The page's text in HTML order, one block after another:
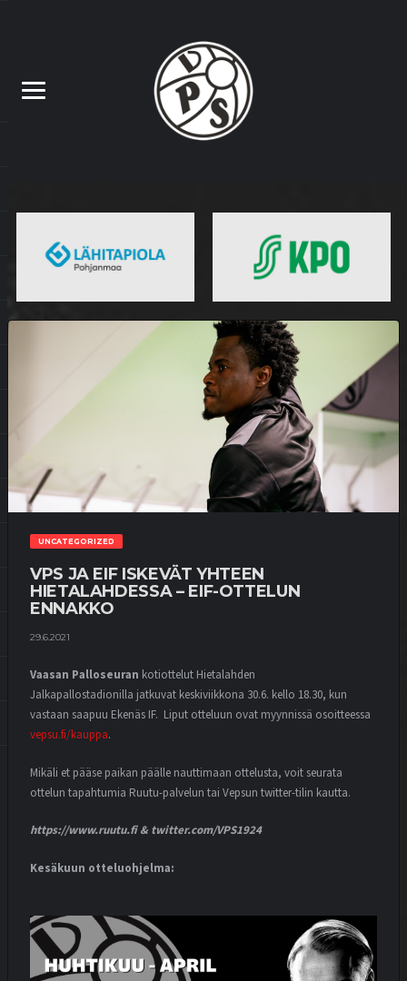
UNCATEGORIZED
VPS JA EIF ISKEVÄT YHTEEN
HIETALAHDESSA – EIF-OTTELUN
ENNAKKO
29.6.2021
Vaasan Palloseuran kotiottelut Hietalahden
Jalkapallostadionilla jatkuvat keskiviikkona 30.6. kello 18.30, kun
vastaan saapuu Ekenäs IF. Liput otteluun ovat myynnissä osoitteessa
vepsu.fi/kauppa.
Mikäli et pääse paikan päälle nauttimaan ottelusta, voit seurata
ottelun tapahtumia Ruutu-palvelun tai Vepsun twitter-tilin kautta.
https://www.ruutu.fi & twitter.com/VPS1924
Kesäkuun otteluohjelma: